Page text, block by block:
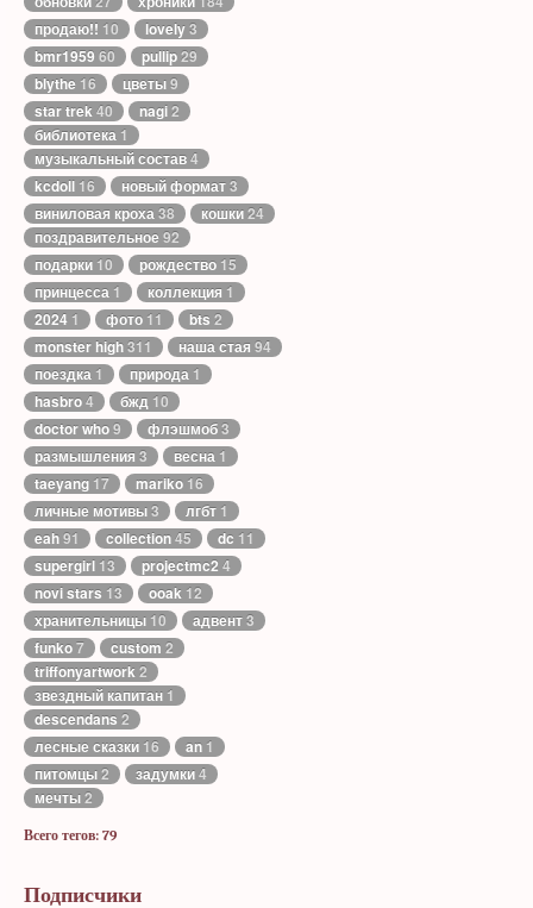
продаю!! 10 lovely3
bmr1959 60 pullip29
blythe 16 цветы9
star trek40 nagi2
библиотека 1
музыкальный состав4
kcdoll 16 новый формат3
виниловая кроха38 кошки24
поздравительное92
подарки 10 рождество 15
принцесса 1 коллекция 1
2024 1 фото 11 bts 2
monster high311 наша стая94
поездка 1 природа 1
hasbro4 бжд 10
doctor who9 флэшмоб3
размышления3 весна 1
taeyang 17 mariko 16
личные мотивы3 лгбт 1
eah91 collection45 dc 11
supergirl 13 projectmc2 4
novi stars 13 ooak 12
хранительницы 10 адвент3
funko7 custom 2
triffonyartwork2
звездный капитан 1
descendans 2
лесные сказки 16 an 1
питомцы2 задумки4
мечты2
Всего тегов: 79
Подписчики